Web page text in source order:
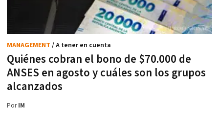
Quiénes cobran el bono de $70.000 de
ANSES en agosto y cuáles son los grupos
alcanzados
MANAGEMENT / A tener en cuenta
PorIM